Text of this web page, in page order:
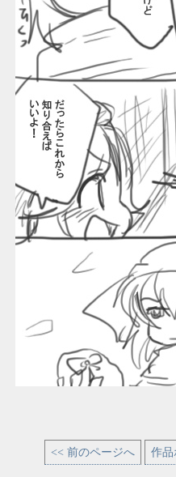
<< 前のページへ 作品